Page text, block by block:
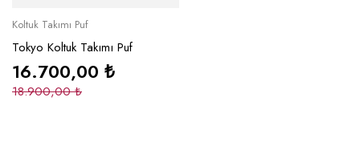
Koltuk Takımı Puf
Tokyo Koltuk Takımı Puf
18.900,00₺
16.700,00 ₺